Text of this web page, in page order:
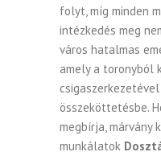
folyt, míg minden
intézkedés meg
város hatalmas
amely a toronyból
összeköttetésbe.
megbírja, márvány
munkálatok